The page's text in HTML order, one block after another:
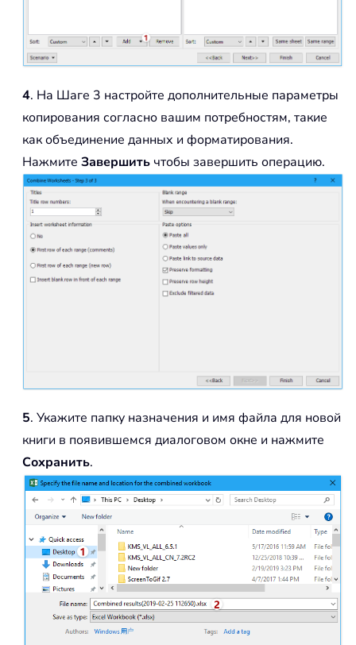
4. На Шаге 3 настройте дополнительные параметры
копирования согласно вашим потребностям, такие
как объединение данных и форматирования.
Нажмите Завершить чтобы завершить операцию.
5. Укажите папку назначения и имя файла для новой
книги в появившемся диалоговом окне и нажмите
Сохранить.